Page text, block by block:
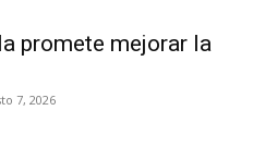
promete mejorar la
7, 2026